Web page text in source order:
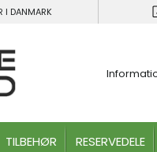
I DANMARK
TILBEHØR RESERVEDELE